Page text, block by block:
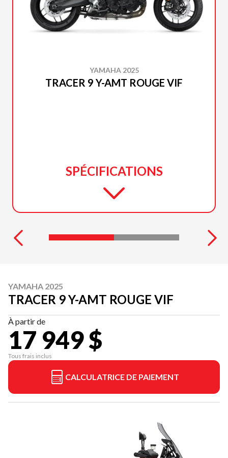
YAMAHA 2025
TRACER 9 Y-AMT ROUGE VIF
SPÉCIFICATIONS
YAMAHA 2025
TRACER 9 Y-AMT ROUGE VIF
À partir de
17 949 $
Tous frais inclus
CALCULATRICE DE PAIEMENT